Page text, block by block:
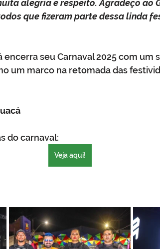
alegria e respeito. Agradeço ao
que fizeram parte dessa linda
encerra seu Carnaval 2025 com um
um marco na retomada das
do carnaval:
Veja aqui!